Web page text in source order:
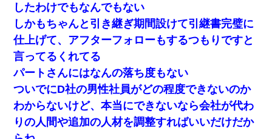
9月に付き合い始めたけどこの、この人と結婚はないわと判
断して別れた。その元彼が交通事故で重体になっているら
しく…
彼女(美人女医)にネックレスをプレゼント。「こんな安物を
渡すくらいなら、渡さないほうがマシだからね」→ ６０万
したと話したら・・・
体中に赤い蕁麻疹みたいなのができて、皮膚科にいったら
「ジベル薔薇色ひこう疹」という症状だと言われた
したわけでもなんでもない
しかもちゃんと引き継ぎ期間設けて引継書完璧に
仕上げて、アフターフォローもするつもりですと
言ってるくれてる
パートさんにはなんの落ち度もない
ついでにD社の男性社員がどの程度できないのか
わからないけど、本当にできないなら会社が代わ
りの人間や追加の人材を調整すればいいだけだか